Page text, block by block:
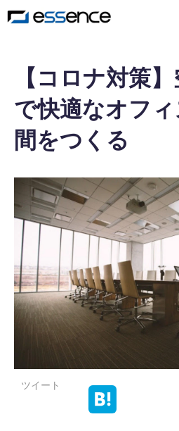
サービス
会社紹介
採用情報
セミナー＆コ
【コロナ対策
で快適なオフ
間をつくる
ツイート